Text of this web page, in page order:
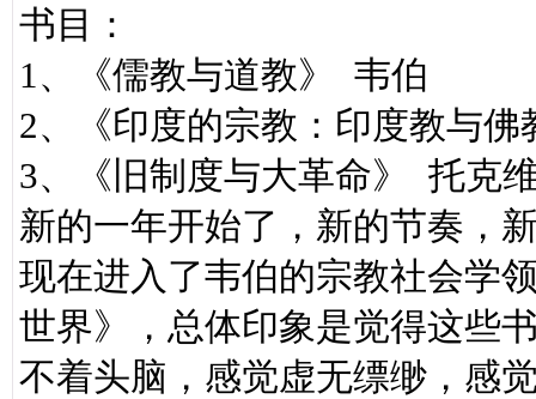
书目：
1、《儒教与道教》 韦伯
2、《印度的宗教：印度教与
3、《旧制度与大革命》 托克
新的一年开始了，新的节奏，
现在进入了韦伯的宗教社会学
世界》，总体印象是觉得这些
不着头脑，感觉虚无缥缈，感